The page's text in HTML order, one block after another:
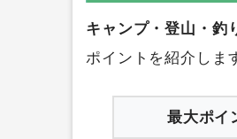
キャンプ・登山
キャンプ・登山・